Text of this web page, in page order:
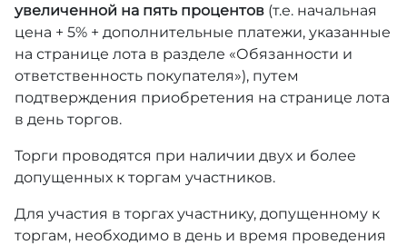
увеличенной на пять процентов (т.е. начальная
цена + 5% + дополнительные платежи, указанные
на странице лота в разделе «Обязанности и
ответственность покупателя»), путем
подтверждения приобретения на странице лота
в день торгов.
Торги проводятся при наличии двух и более
допущенных к торгам участников.
Для участия в торгах участнику, допущенному к
торгам, необходимо в день и время проведения